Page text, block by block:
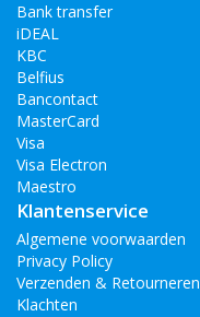
Bank transfer
iDEAL
KBC
Belfius
Bancontact
MasterCard
Visa
Visa Electron
Maestro
Klantenservice
Algemene voorwaarden
Privacy Policy
Verzenden & Retourneren
Klachten